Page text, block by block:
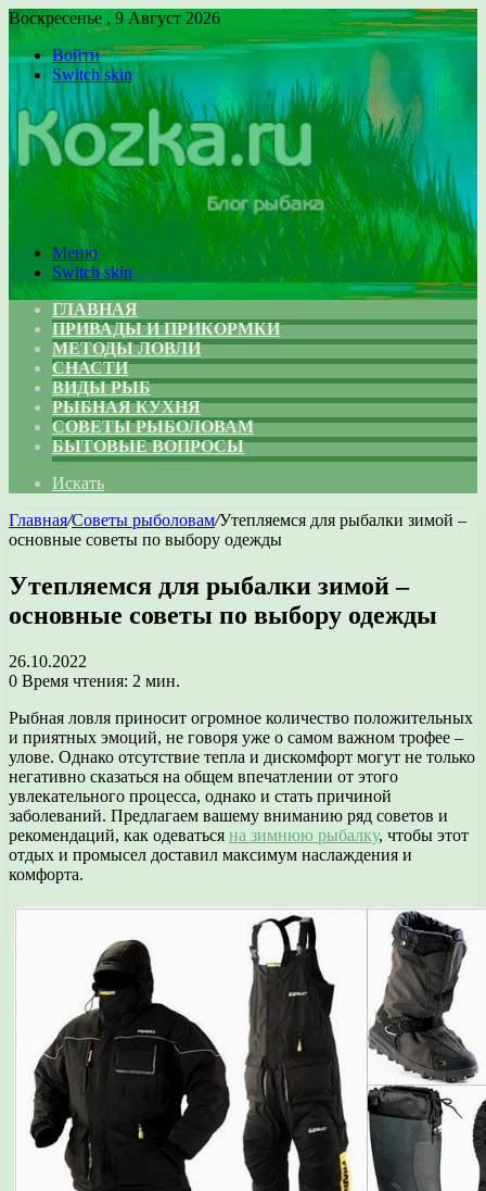
Воскресенье , 9 Август 2026
Войти
Switch skin
Меню
Switch skin
ГЛАВНАЯ
ПРИВАДЫ И ПРИКОРМКИ
МЕТОДЫ ЛОВЛИ
СНАСТИ
ВИДЫ РЫБ
РЫБНАЯ КУХНЯ
СОВЕТЫ РЫБОЛОВАМ
БЫТОВЫЕ ВОПРОСЫ
Искать
Главная/Советы рыболовам/Утепляемся для рыбалки зимой –
основные советы по выбору одежды
Утепляемся для рыбалки зимой –
основные советы по выбору одежды
26.10.2022
0 Время чтения: 2 мин.
Рыбная ловля приносит огромное количество положительных
и приятных эмоций, не говоря уже о самом важном трофее –
улове. Однако отсутствие тепла и дискомфорт могут не только
негативно сказаться на общем впечатлении от этого
увлекательного процесса, однако и стать причиной
заболеваний. Предлагаем вашему вниманию ряд советов и
рекомендаций, как одеваться на зимнюю рыбалку, чтобы этот
отдых и промысел доставил максимум наслаждения и
комфорта.